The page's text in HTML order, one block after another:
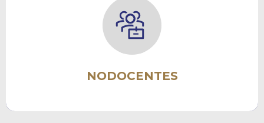
NODOCENTES
Formación Docente
Informe Anual
Concurso Docente
Carrera Docente